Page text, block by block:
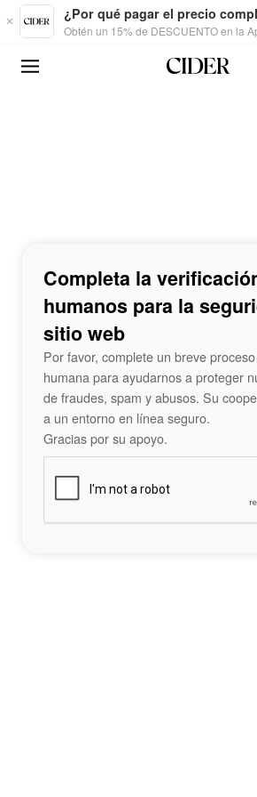
Skip to main content
¿Por qué pagar el precio
Obtén un 15% de DESCUENTO en la
Completa la
humanos para la
sitio web
Por favor, complete un breve
humana para ayudarnos a proteger
de fraudes, spam y abusos. Su
a un entorno en línea seguro.
Gracias por su apoyo.